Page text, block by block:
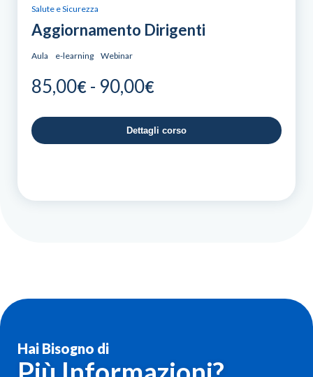
Salute e Sicurezza
Aggiornamento Dirigenti
Aula e-learning Webinar
85,00€ - 90,00€Fascia
prezzo:
da
Dettagli corso
Hai Bisogno di